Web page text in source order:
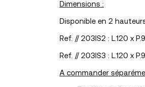
Dimensions :
Disponible en 2
Ref. // 203IS2 : L.120 x
Ref. // 203IS3 : L.120 x
A commander